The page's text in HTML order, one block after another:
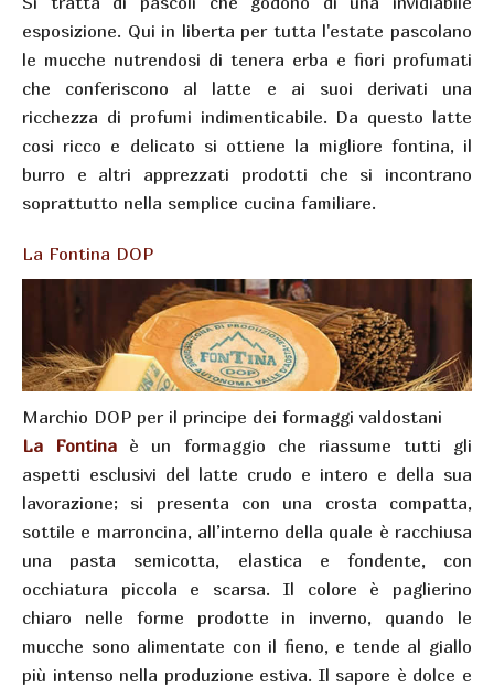
esposizione. Qui in liberta per tutta l'estate pascolano
le mucche nutrendosi di tenera erba e fiori profumati
che conferiscono al latte e ai suoi derivati una
ricchezza di profumi indimenticabile. Da questo latte
cosi ricco e delicato si ottiene la migliore fontina, il
burro e altri apprezzati prodotti che si incontrano
soprattutto nella semplice cucina familiare.
La Fontina DOP
Marchio DOP per il principe dei formaggi valdostani
La Fontina è un formaggio che riassume tutti gli
aspetti esclusivi del latte crudo e intero e della sua
lavorazione; si presenta con una crosta compatta,
sottile e marroncina, all’interno della quale è racchiusa
una pasta semicotta, elastica e fondente, con
occhiatura piccola e scarsa. Il colore è paglierino
chiaro nelle forme prodotte in inverno, quando le
mucche sono alimentate con il fieno, e tende al giallo
più intenso nella produzione estiva. Il sapore è dolce e